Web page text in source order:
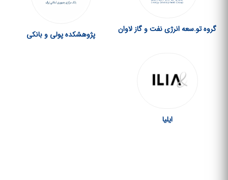
گروه تو.سعه انرژی نفت و گاز لاوان
پژوهشکده پولی و بانکی
ایلیا